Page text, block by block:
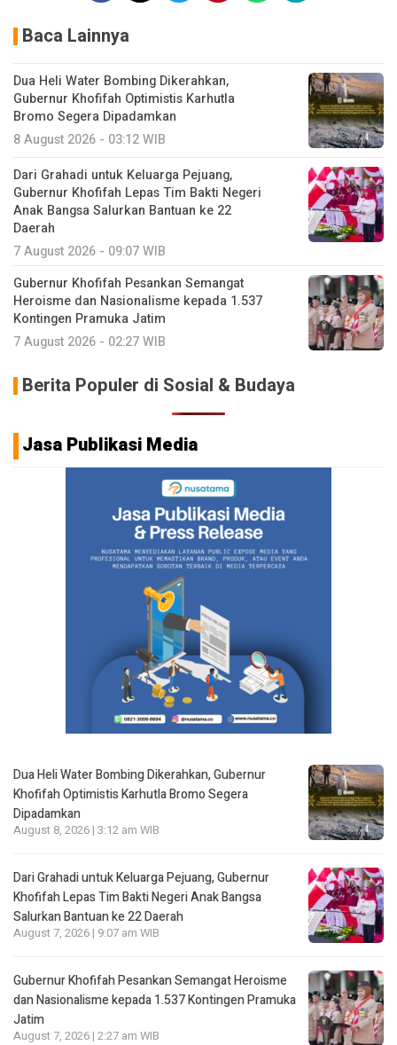
Baca Lainnya
Dua Heli Water Bombing Dikerahkan,
Gubernur Khofifah Optimistis Karhutla
Bromo Segera Dipadamkan
8 August 2026 - 03:12 WIB
Dari Grahadi untuk Keluarga Pejuang,
Gubernur Khofifah Lepas Tim Bakti Negeri
Anak Bangsa Salurkan Bantuan ke 22
Daerah
7 August 2026 - 09:07 WIB
Gubernur Khofifah Pesankan Semangat
Heroisme dan Nasionalisme kepada 1.537
Kontingen Pramuka Jatim
7 August 2026 - 02:27 WIB
Berita Populer di Sosial & Budaya
Jasa Publikasi Media
Dua Heli Water Bombing Dikerahkan, Gubernur
Khofifah Optimistis Karhutla Bromo Segera
Dipadamkan
August 8, 2026 | 3:12 am WIB
Dari Grahadi untuk Keluarga Pejuang, Gubernur
Khofifah Lepas Tim Bakti Negeri Anak Bangsa
Salurkan Bantuan ke 22 Daerah
August 7, 2026 | 9:07 am WIB
Gubernur Khofifah Pesankan Semangat Heroisme
dan Nasionalisme kepada 1.537 Kontingen Pramuka
Jatim
August 7, 2026 | 2:27 am WIB